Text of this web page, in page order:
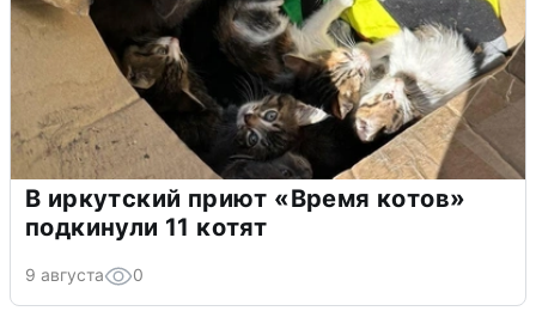
В иркутский приют «Время котов»
подкинули 11 котят
9 августа 0